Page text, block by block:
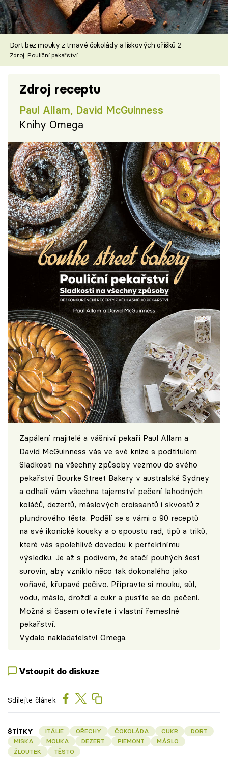
Dort bez mouky z tmavé čokolády a lískových oříšků 2
Zdroj: Pouliční pekařství
Zdroj receptu
Paul Allam, David McGuinness
Knihy Omega
Zapálení majitelé a vášniví pekaři Paul Allam a
David McGuinness vás ve své knize s podtitulem
Sladkosti na všechny způsoby vezmou do svého
pekařství Bourke Street Bakery v australské Sydney
a odhalí vám všechna tajemství pečení lahodných
koláčů, dezertů, máslových croissantů i skvostů z
plundrového těsta. Podělí se s vámi o 90 receptů
na své ikonické kousky a o spoustu rad, tipů a triků,
které vás spolehlivě dovedou k perfektnímu
výsledku. Je až s podivem, že stačí pouhých šest
surovin, aby vzniklo něco tak dokonalého jako
voňavé, křupavé pečivo. Připravte si mouku, sůl,
vodu, máslo, droždí a cukr a pusťte se do pečení.
Možná si časem otevřete i vlastní řemeslné
pekařství.
Vydalo nakladatelství Omega.
Vstoupit do diskuze
Sdílejte článek
ŠTÍTKY ITÁLIE OŘECHY ČOKOLÁDA CUKR
DORT
MISKA
MOUKA DEZERT PIEMONT
MÁSLO
ŽLOUTEK
TĚSTO